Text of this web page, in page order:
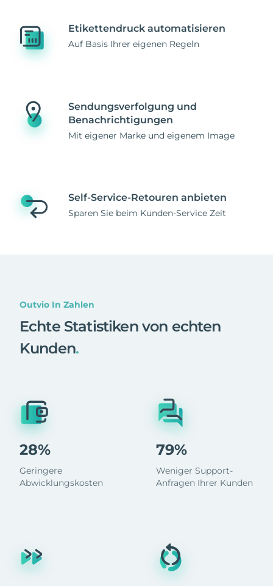
Etikettendruck automatisieren
Auf Basis Ihrer eigenen Regeln
Sendungsverfolgung und
Benachrichtigungen
Mit eigener Marke und eigenem Image
Self-Service-Retouren anbieten
Sparen Sie beim Kunden-Service Zeit
Outvio In Zahlen
Echte Statistiken von echten
Kunden.
28%
Geringere
Abwicklungskosten
79%
Weniger Support-
Anfragen Ihrer Kunden